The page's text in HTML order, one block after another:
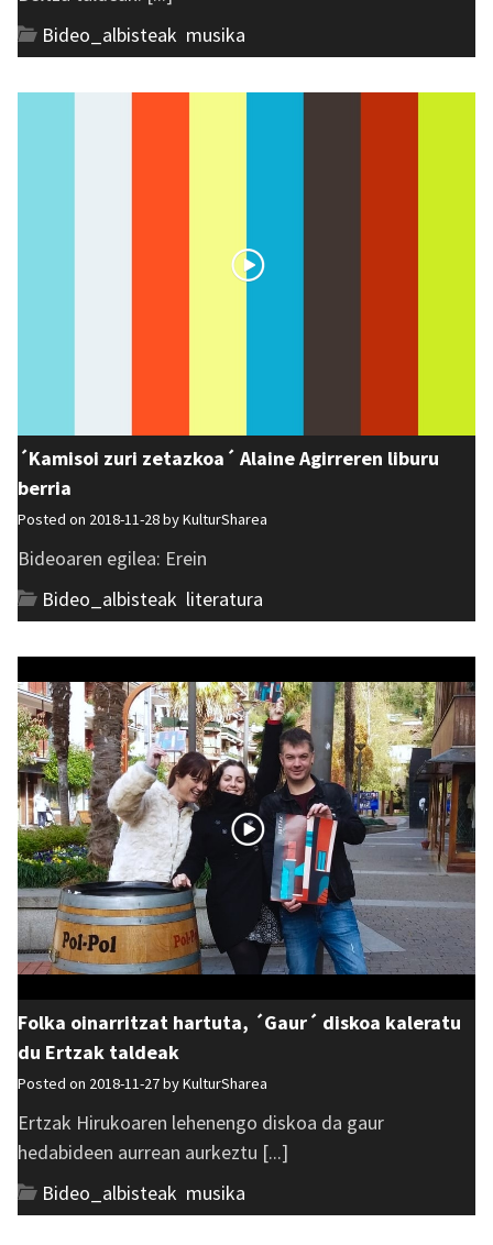
Bideo_albisteak musika
´Kamisoi zuri zetazkoa´ Alaine Agirreren liburu
berria
Posted on 2018-11-28 byKulturSharea
Bideoaren egilea: Erein
Bideo_albisteak literatura
Folka oinarritzat hartuta, ´Gaur´ diskoa kaleratu
du Ertzak taldeak
Posted on 2018-11-27 byKulturSharea
Ertzak Hirukoaren lehenengo diskoa da gaur
hedabideen aurrean aurkeztu [...]
Bideo_albisteak musika